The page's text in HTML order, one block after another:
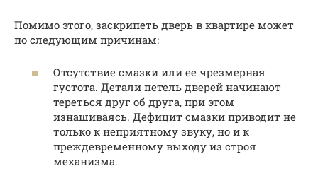
Помимо этого, заскрипеть дверь в квартире может
по следующим причинам:
Отсутствие смазки или ее чрезмерная
густота. Детали петель дверей начинают
тереться друг об друга, при этом
изнашиваясь. Дефицит смазки приводит не
только к неприятному звуку, но и к
преждевременному выходу из строя
механизма.